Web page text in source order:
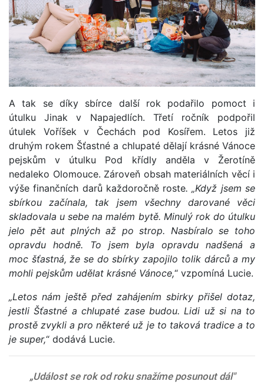
A tak se díky sbírce další rok podařilo pomoct i
útulku Jinak v Napajedlích. Třetí ročník podpořil
útulek Voříšek v Čechách pod Kosířem. Letos již
druhým rokem Šťastné a chlupaté dělají krásné Vánoce
pejskům v útulku Pod křídly anděla v Žerotíně
nedaleko Olomouce. Zároveň obsah materiálních věcí i
výše finančních darů každoročně roste. „Když jsem se
sbírkou začínala, tak jsem všechny darované věci
skladovala u sebe na malém bytě. Minulý rok do útulku
jelo pět aut plných až po strop. Nasbíralo se toho
opravdu hodně. To jsem byla opravdu nadšená a
moc šťastná, že se do sbírky zapojilo tolik dárců a my
mohli pejskům udělat krásné Vánoce,“ vzpomíná Lucie.
„Letos nám ještě před zahájením sbirky přišel dotaz,
jestli Šťastné a chlupaté zase budou. Lidi už si na to
prostě zvykli a pro některé už je to taková tradice a to
je super,“ dodává Lucie.
„Událost se rok od roku snažíme posunout dál"